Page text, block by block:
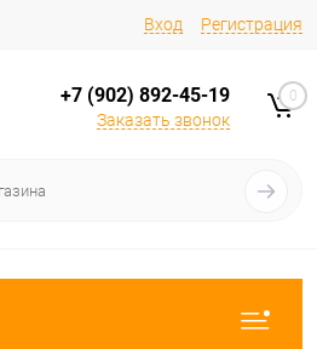
Вход Регистрация
+7 (902) 892-45-19
Заказать звонок
0